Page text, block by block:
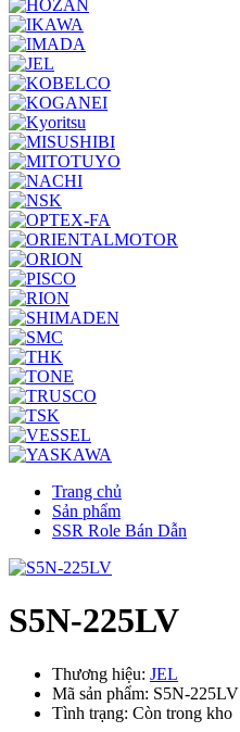
Trang chủ
Sản phẩm
SSR Role Bán Dẫn
S5N-225LV
Thương hiệu: JEL
Mã sản phẩm: S5N-225LV
Tình trạng: Còn trong kho